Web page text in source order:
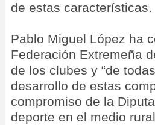
de estas características.
Pablo Miguel López ha
Federación Extremeña
de los clubes y “de
desarrollo de estas
compromiso de la
deporte en el medio